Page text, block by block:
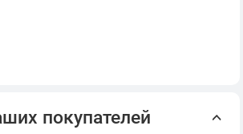
покупателей